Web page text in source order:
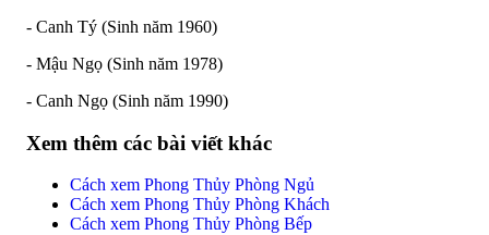
- Canh Tý (Sinh năm 1960)
- Mậu Ngọ (Sinh năm 1978)
- Canh Ngọ (Sinh năm 1990)
Xem thêm các bài viết khác
Cách xem Phong Thủy Phòng Ngủ
Cách xem Phong Thủy Phòng Khách
Cách xem Phong Thủy Phòng Bếp